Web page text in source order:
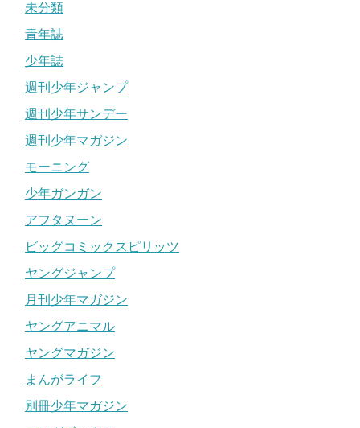
未分類
青年誌
少年誌
週刊少年ジャンプ
週刊少年サンデー
週刊少年マガジン
モーニング
少年ガンガン
アフタヌーン
ビッグコミックスピリッツ
ヤングジャンプ
月刊少年マガジン
ヤングアニマル
ヤングマガジン
まんがライフ
別冊少年マガジン